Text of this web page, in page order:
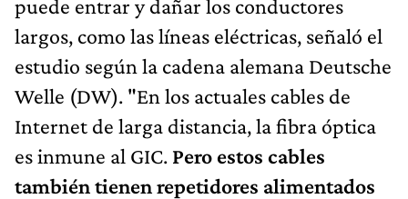
puede entrar y dañar los conductores
largos, como las líneas eléctricas, señaló el
estudio según la cadena alemana Deutsche
Welle (DW). "En los actuales cables de
Internet de larga distancia, la fibra óptica
es inmune al GIC. Pero estos cables
también tienen repetidores alimentados